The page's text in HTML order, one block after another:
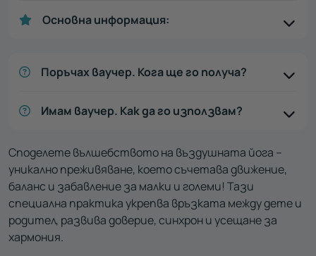
Основна информация:
Поръчах ваучер. Кога ще го получа?
Имам ваучер. Как да го използвам?
Споделете вълшебството на въздушната йога –
уникално преживяване, което съчетава движение,
баланс и забавление за малки и големи! Тази
специална практика укрепва връзката между дете и
родител, развива доверие, синхрон и усещане за
хармония.